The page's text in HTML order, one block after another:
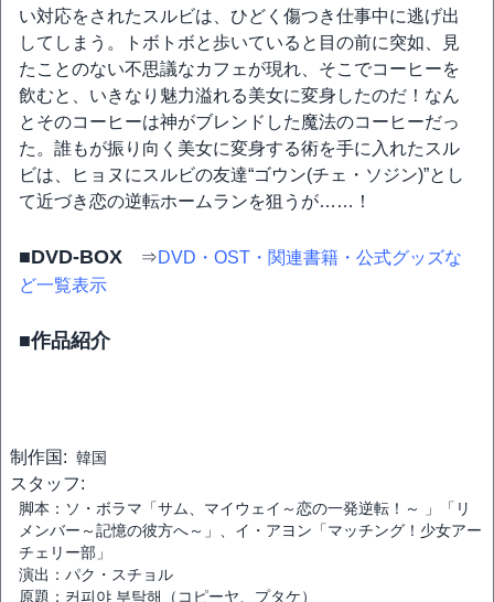
い対応をされたスルビは、ひどく傷つき仕事中に逃げ出
してしまう。トボトボと歩いていると目の前に突如、見
たことのない不思議なカフェが現れ、そこでコーヒーを
飲むと、いきなり魅力溢れる美女に変身したのだ！なん
とそのコーヒーは神がブレンドした魔法のコーヒーだっ
た。誰もが振り向く美女に変身する術を手に入れたスル
ビは、ヒョヌにスルビの友達“ゴウン(チェ・ソジン)”とし
て近づき恋の逆転ホームランを狙うが……！
■DVD-BOX ⇒DVD・OST・関連書籍・公式グッズな
ど一覧表示
■作品紹介
制作国: 韓国
スタッフ:
脚本：ソ・ボラマ「サム、マイウェイ～恋の一発逆転！～ 」「リ
メンバー～記憶の彼方へ～」、イ・アヨン「マッチング！少女アー
チェリー部」
演出：パク・スチョル
原題：커피야 부탁해（コピーヤ、プタケ）